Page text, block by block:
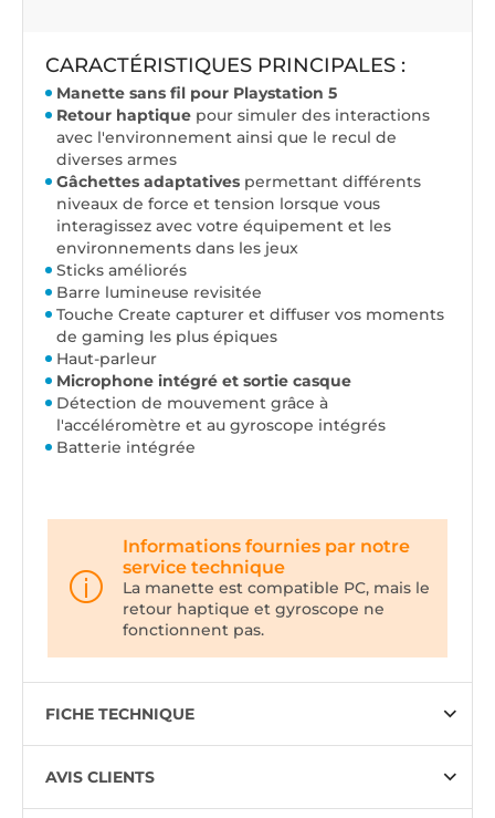
CARACTÉRISTIQUES PRINCIPALES :
Manette sans fil pour Playstation 5
Retour haptique pour simuler des interactions
avec l'environnement ainsi que le recul de
diverses armes
Gâchettes adaptatives permettant différents
niveaux de force et tension lorsque vous
interagissez avec votre équipement et les
environnements dans les jeux
Sticks améliorés
Barre lumineuse revisitée
Touche Create capturer et diffuser vos moments
de gaming les plus épiques
Haut-parleur
Microphone intégré et sortie casque
Détection de mouvement grâce à
l'accéléromètre et au gyroscope intégrés
Batterie intégrée
Informations fournies par notre
service technique
La manette est compatible PC, mais le
retour haptique et gyroscope ne
fonctionnent pas.
FICHE TECHNIQUE
AVIS CLIENTS